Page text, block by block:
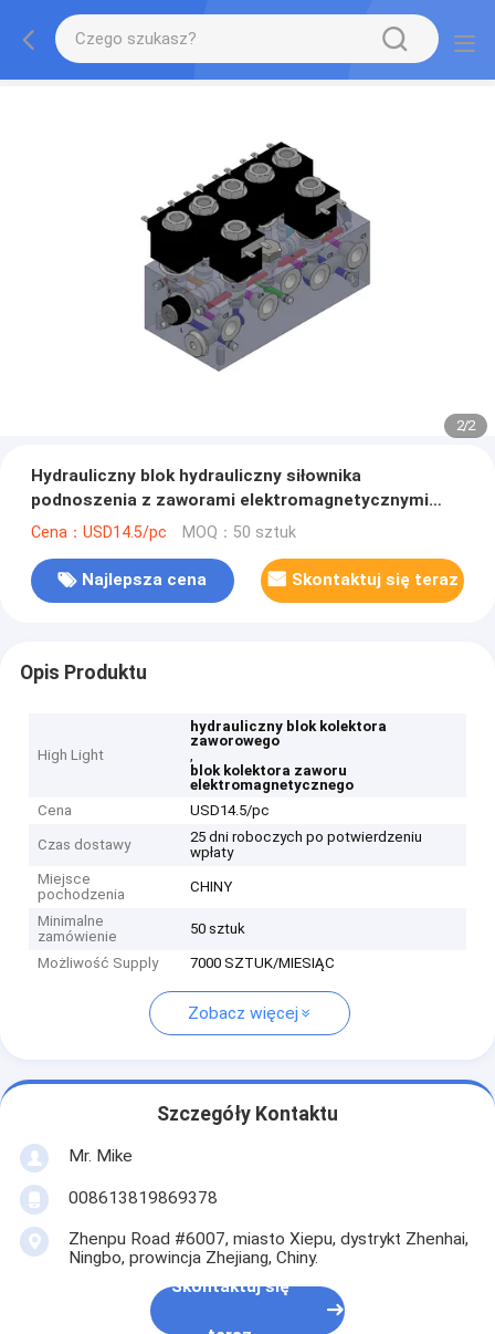
2/2
Hydrauliczny blok hydrauliczny siłownika
podnoszenia z zaworami elektromagnetycznymi
nabojowymi
Cena：USD14.5/pc MOQ：50 sztuk
Najlepsza cena Skontaktuj się teraz
Opis Produktu
High Light
hydrauliczny blok kolektora
zaworowego
,
blok kolektora zaworu
elektromagnetycznego
Cena
USD14.5/pc
Czas dostawy
25 dni roboczych po potwierdzeniu
wpłaty
Miejsce
pochodzenia
CHINY
Minimalne
zamówienie
50 sztuk
Możliwość Supply 7000 SZTUK/MIESIĄC
Zobacz więcej
Szczegóły Kontaktu
Mr. Mike
008613819869378
Zhenpu Road #6007, miasto Xiepu, dystrykt Zhenhai,
Ningbo, prowincja Zhejiang, Chiny.
Skontaktuj się